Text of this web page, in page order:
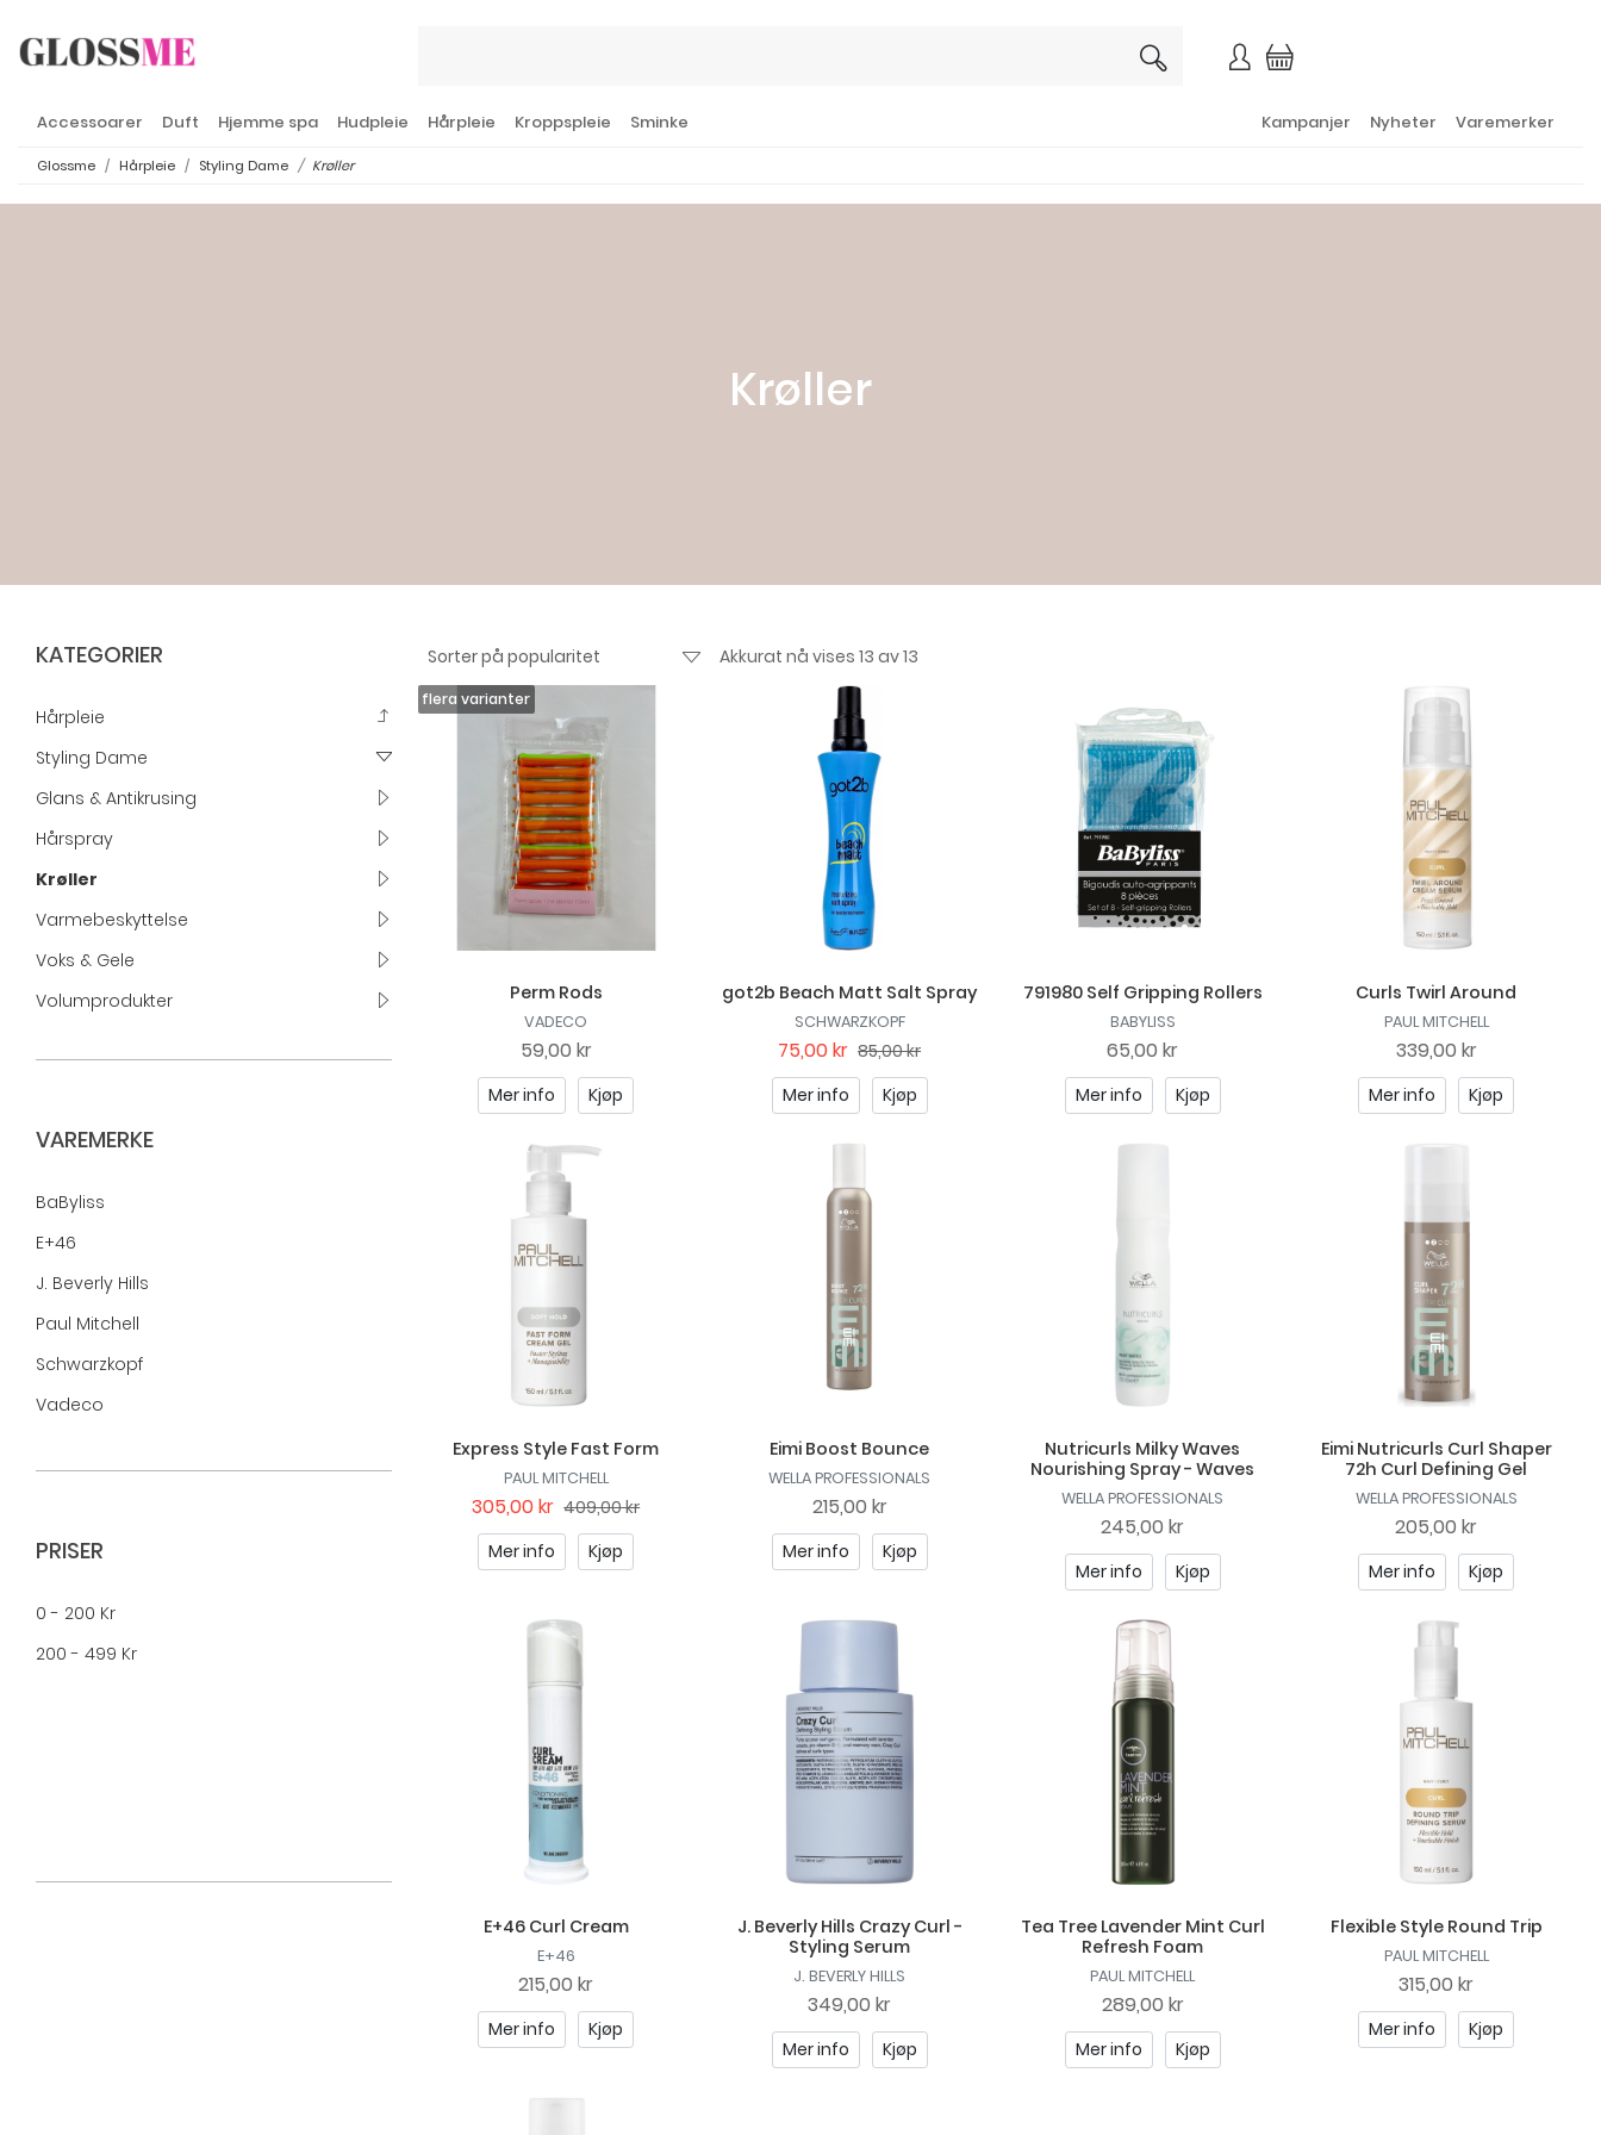
Accessoarer Duft Hjemme spa Hudpleie Hårpleie Kroppspleie Sminke Kampanjer Nyheter Varemerker
Glossme Hårpleie Styling Dame Krøller
Krøller
KATEGORIER
Hårpleie
Styling Dame
Glans & Antikrusing
Hårspray
Krøller
Varmebeskyttelse
Voks & Gele
Volumprodukter
VAREMERKE
BaByliss
E+46
J. Beverly Hills
Paul Mitchell
Schwarzkopf
Vadeco
PRISER
0 - 200 Kr
200 - 499 Kr
Akkurat nå vises 13 av 13
Perm Rods
VADECO
59,00 kr
Mer info Kjøp
got2b Beach Matt Salt Spray
SCHWARZKOPF
75,00 kr 85,00 kr
Mer info
Kjøp
791980 Self Gripping Rollers
BABYLISS
65,00 kr
Mer info Kjøp
Curls Twirl Around
PAUL MITCHELL
339,00 kr
Mer info Kjøp
Express Style Fast Form
PAUL MITCHELL
305,00 kr 409,00 kr
Mer info
Kjøp
Eimi Boost Bounce
WELLA PROFESSIONALS
215,00 kr
Mer info Kjøp
Nutricurls Milky Waves
Nourishing Spray - Waves
WELLA PROFESSIONALS
245,00 kr
Mer info Kjøp
Eimi Nutricurls Curl Shaper
72h Curl Defining Gel
WELLA PROFESSIONALS
205,00 kr
Mer info Kjøp
E+46 Curl Cream
E+46
215,00 kr
Mer info Kjøp
J. Beverly Hills Crazy Curl -
Styling Serum
J. BEVERLY HILLS
349,00 kr
Mer info Kjøp
Tea Tree Lavender Mint Curl
Refresh Foam
PAUL MITCHELL
289,00 kr
Mer info Kjøp
Flexible Style Round Trip
PAUL MITCHELL
315,00 kr
Mer info Kjøp